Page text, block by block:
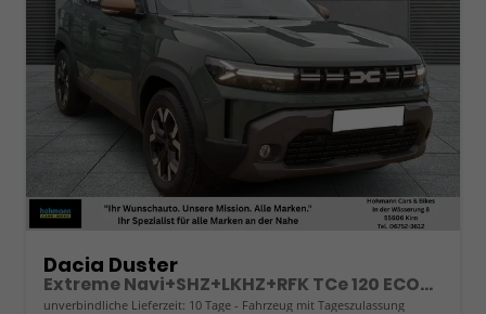
Dacia Duster
Extreme Navi+SHZ+LKHZ+RFK TCe 120 ECO-G
unverbindliche Lieferzeit: 10 Tage Fahrzeug mit Tageszulassung